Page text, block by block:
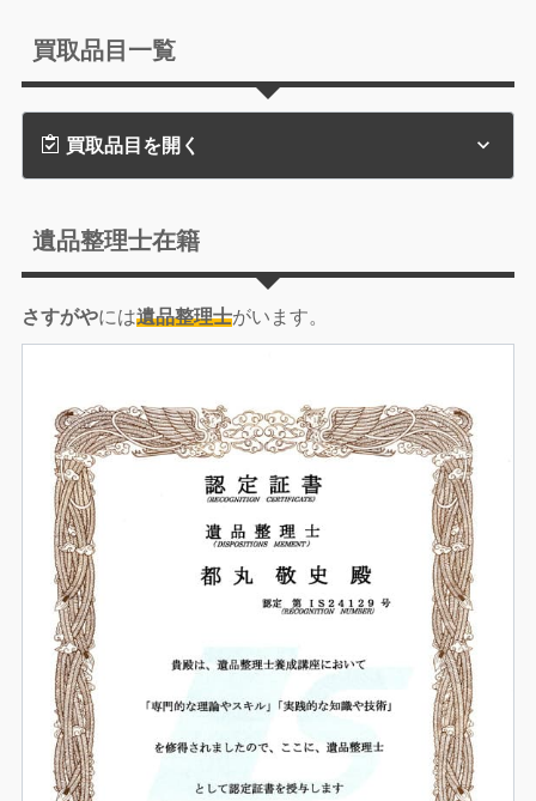
買取品目一覧
買取品目を開く
遺品整理士在籍
さすがやには遺品整理士がいます。